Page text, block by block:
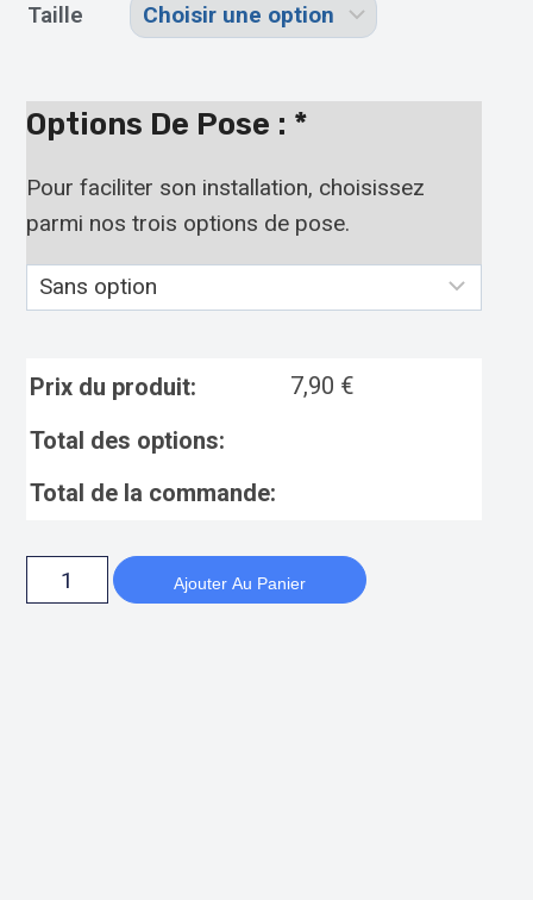
Taille
Options De Pose : *
Pour faciliter son installation, choisissez
parmi nos trois options de pose.
Prix du produit: 7,90 €
Total des options:
Total de la commande:
Ajouter Au Panier